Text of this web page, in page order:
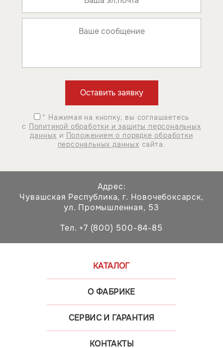
* Нажимая на кнопку, вы соглашаетесь
с Политикой обработки и защиты персональных
данных и Положением о порядке обработки
персональных данных сайта.
Адрес:
Чувашская Республика, г. Новочебоксарск,
ул. Промышленная, 53
Тел. +7 (800) 500-84-85
КАТАЛОГ
О ФАБРИКЕ
СЕРВИС И ГАРАНТИЯ
КОНТАКТЫ